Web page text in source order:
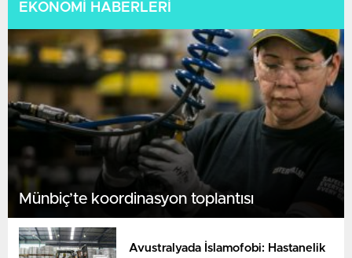
EKONOMİ HABERLERİ
Münbiç’te koordinasyon toplantısı
Avustralyada İslamofobi: Hastanelik